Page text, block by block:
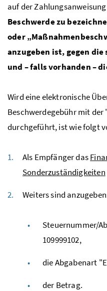
auf der
Beschwerde zu
oder
anzugeben ist, gegen
und – falls vorhanden –
Wird eine elektronische
Beschwerdegebühr mit der
durchgeführt, ist wie folgt
Als Empfänger das
Sonderzuständigkeiten
Weiters sind
Steuernummer/
109999102,
die Abgabenart
der Betrag.